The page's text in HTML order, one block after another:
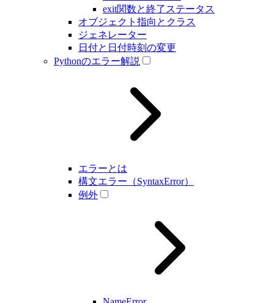
exit関数と終了ステータス
オブジェクト指向とクラス
ジェネレーター
日付と日付時刻の変更
Pythonのエラー解説
エラーとは
構文エラー（SyntaxError）
例外